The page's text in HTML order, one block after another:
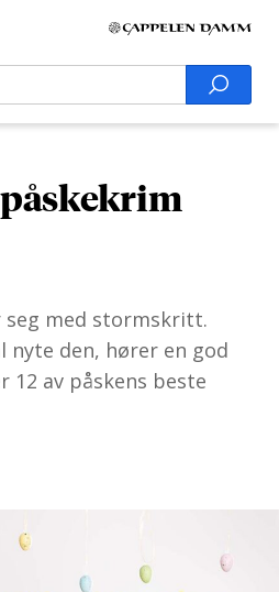
Search
med stormskritt.
nyte den, hører en god
12 av påskens beste